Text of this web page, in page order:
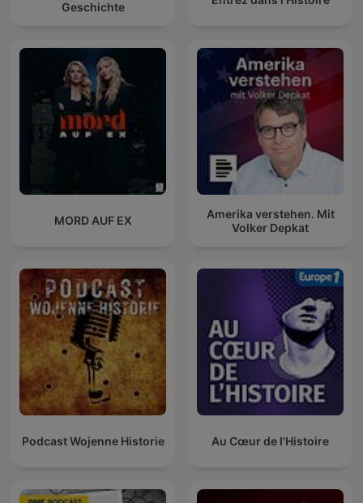
Geschichte
MORD AUF EX
Amerika verstehen. Mit
Volker Depkat
Podcast Wojenne Historie Au Cœur de l'Histoire